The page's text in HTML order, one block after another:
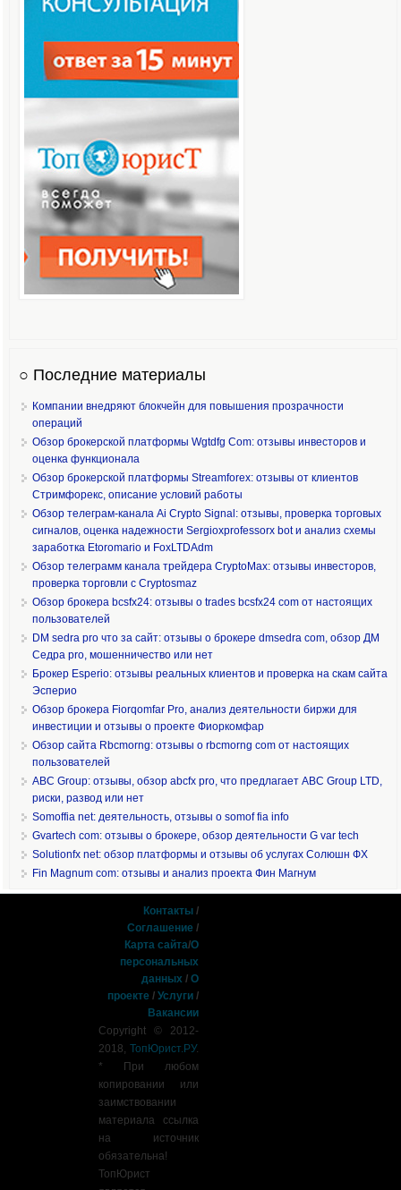
○ Последние материалы
Компании внедряют блокчейн для повышения прозрачности
операций
Обзор брокерской платформы Wgtdfg Com: отзывы инвесторов и
оценка функционала
Обзор брокерской платформы Streamforex: отзывы от клиентов
Стримфорекс, описание условий работы
Обзор телеграм-канала Ai Crypto Signal: отзывы, проверка торговых
сигналов, оценка надежности Sergioxprofessorx bot и анализ схемы
заработка Etoromario и FoxLTDAdm
Обзор телеграмм канала трейдера CryptoMax: отзывы инвесторов,
проверка торговли с Cryptosmaz
Обзор брокера bcsfx24: отзывы о trades bcsfx24 com от настоящих
пользователей
DM sedra pro что за сайт: отзывы о брокере dmsedra com, обзор ДМ
Седра pro, мошенничество или нет
Брокер Esperio: отзывы реальных клиентов и проверка на скам сайта
Эсперио
Обзор брокера Fiorqomfar Pro, анализ деятельности биржи для
инвестиции и отзывы о проекте Фиоркомфар
Обзор сайта Rbcmorng: отзывы о rbcmorng com от настоящих
пользователей
ABC Group: отзывы, обзор abcfx pro, что предлагает ABC Group LTD,
риски, развод или нет
Somoffia net: деятельность, отзывы о somof fia info
Gvartech com: отзывы о брокере, обзор деятельности G var tech
Solutionfx net: обзор платформы и отзывы об услугах Солюшн ФХ
Fin Magnum com: отзывы и анализ проекта Фин Магнум
Контакты /
Соглашение /
Карта сайта/О
персональных
данных /О
проекте /Услуги /
Вакансии
Copyright © 2012-
2018,ТопЮрист.РУ.
* При любом
копировании или
заимствовании
материала ссылка
на источник
обязательна!
ТопЮрист